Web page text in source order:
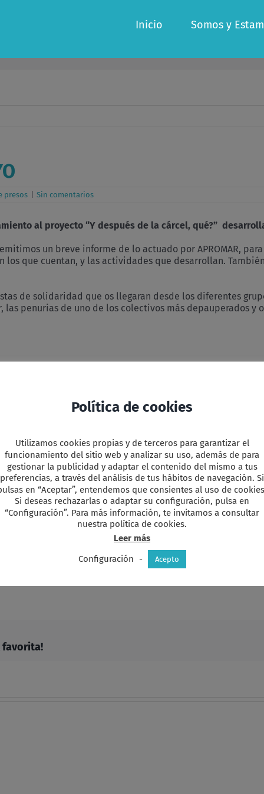
Inicio Somos y
presos Sin comentarios
al proyecto “Y después de la cárcel, qué?”
un breve informe de lo actuado por APROMAR,
que cuentan, y las actividades que desarrollan.
de solidaridad que os llegaran desde los diferentes
penurias de uno de los colectivos más depauperados y
decir, las posibilidades de reinserción, son bastante
una vida digna en libertad, autónoma, e insertada en la
cada vez estamos más asombrados, mas atraídos, e
voluntad firme.
apoyar este proyecto es necesario. No existen
que deberían hacerlo (las cárceles, en principio con
personas que tienen derecho a una segunda
esperando la máxima generosidad posible, dentro
favorita!
Política de cookies
Utilizamos cookies propias y de terceros para garantizar el
funcionamiento del sitio web y analizar su uso, además de para
gestionar la publicidad y adaptar el contenido del mismo a tus
preferencias, a través del análisis de tus hábitos de navegación. Si
en “Aceptar”, entendemos que consientes al uso de
Si deseas rechazarlas o adaptar su configuración, pulsa en
“Configuración”. Para más información, te invitamos a consultar
nuestra política de cookies.
Leer más
Configuración
- Acepto